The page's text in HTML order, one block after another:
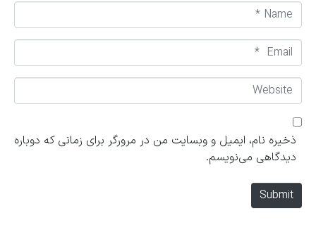
N
a
m
e
*
E
m
a
i
l
*
W
e
b
e
ذخیره نام، ایمیل و وبسایت من در مرورگر برای زمانی که دوباره
دیدگاهی می‌نویسم.
Submit